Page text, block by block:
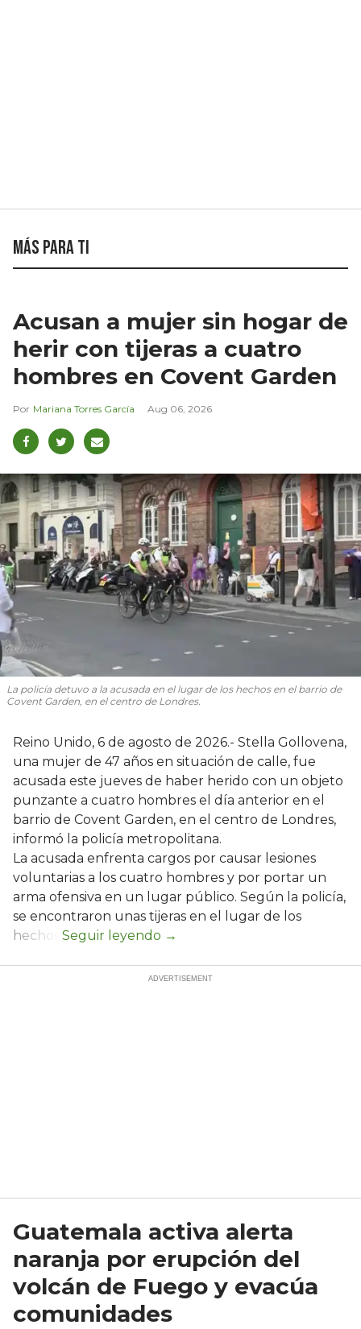
Más para ti
Acusan a mujer sin hogar de
herir con tijeras a cuatro
hombres en Covent Garden
Mariana Torres García Aug 06, 2026
La policía detuvo a la acusada en el lugar de los hechos en el barrio de
Covent Garden, en el centro de Londres.
Reino Unido, 6 de agosto de 2026.- Stella Gollovena,
una mujer de 47 años en situación de calle, fue
acusada este jueves de haber herido con un objeto
punzante a cuatro hombres el día anterior en el
barrio de Covent Garden, en el centro de Londres,
informó la policía metropolitana.
La acusada enfrenta cargos por causar lesiones
voluntarias a los cuatro hombres y por portar un
arma ofensiva en un lugar público. Según la policía,
se encontraron unas tijeras en el lugar de los
hechos.
Guatemala activa alerta
naranja por erupción del
volcán de Fuego y evacúa
comunidades